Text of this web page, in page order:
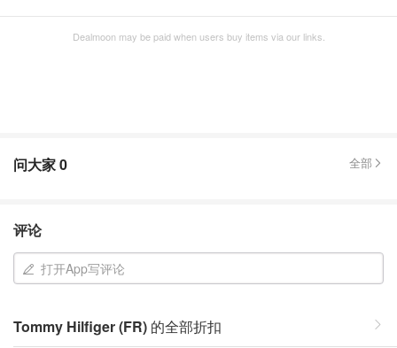
Dealmoon may be paid when users buy items via our links.
问大家0 全部
评论
打开App写评论
Tommy Hilfiger (FR) 的全部折扣